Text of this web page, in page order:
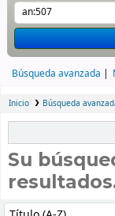
Búsqueda avanzada
Inicio Búsqueda
Su
Ordenar por: